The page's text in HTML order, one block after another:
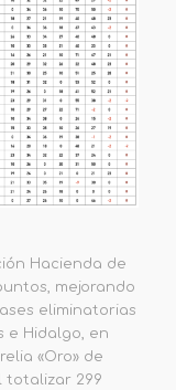
Hacienda de
mejorando
eliminatorias
e Hidalgo, en
«Oro» de
totalizar 299